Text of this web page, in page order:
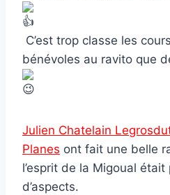
C’est trop classe les
bénévoles au ravito que
Julien Chatelain
Planes ont fait une belle
l’esprit de la Migoual
d’aspects.